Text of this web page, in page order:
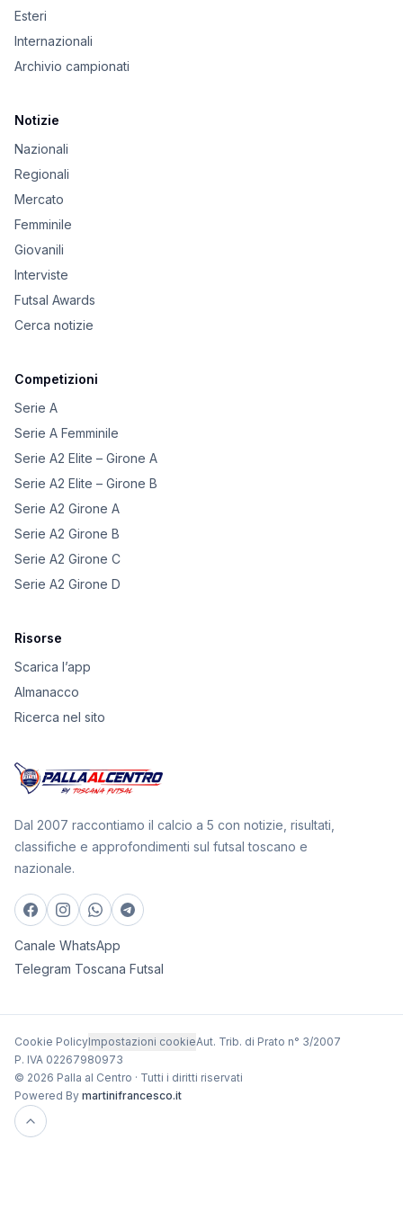
Esteri
Internazionali
Archivio campionati
Notizie
Nazionali
Regionali
Mercato
Femminile
Giovanili
Interviste
Futsal Awards
Cerca notizie
Competizioni
Serie A
Serie A Femminile
Serie A2 Elite – Girone A
Serie A2 Elite – Girone B
Serie A2 Girone A
Serie A2 Girone B
Serie A2 Girone C
Serie A2 Girone D
Risorse
Scarica l’app
Almanacco
Ricerca nel sito
Dal 2007 raccontiamo il calcio a 5 con notizie, risultati,
classifiche e approfondimenti sul futsal toscano e
nazionale.
Canale WhatsApp
Telegram Toscana Futsal
Cookie PolicyImpostazioni cookieAut. Trib. di Prato n° 3/2007
P. IVA 02267980973
© 2026 Palla al Centro · Tutti i diritti riservati
Powered By martinifrancesco.it